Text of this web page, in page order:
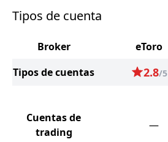
Tipos de cuenta
Broker eToro
Tipos de cuentas
2.8/5
Cuentas de
trading
—